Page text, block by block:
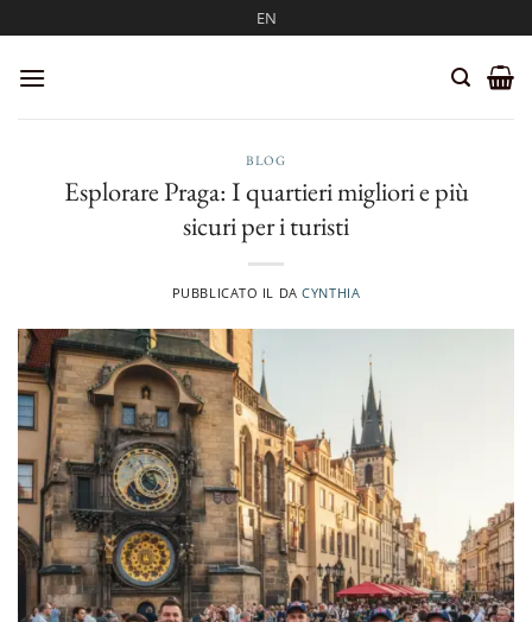
ai
contenuti
EN
BLOG
Esplorare Praga: I quartieri migliori e più
sicuri per i turisti
PUBBLICATO IL DACYNTHIA